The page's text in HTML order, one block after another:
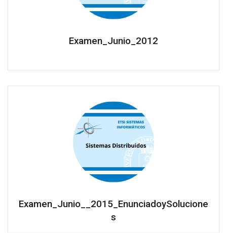
Examen_Junio_2012
Examen_Junio__2015_EnunciadoySolucione
s